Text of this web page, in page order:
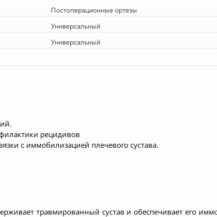
Постоперационные ортезы
Универсальный
Универсальный
рецидивов
с иммобилизацией плечевого сустава.
травмированный сустав и обеспечивает его